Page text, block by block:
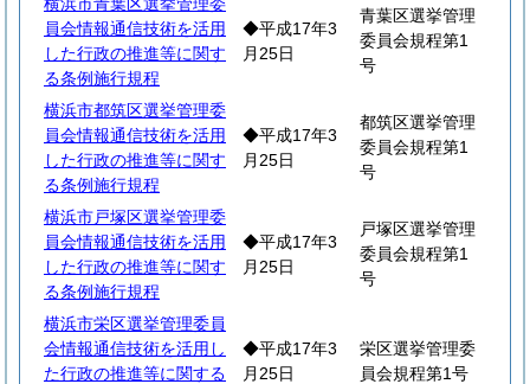
員会情報通信技術を活用
した行政の推進等に関す
る条例施行規程
◆平成17年3
月25日
青葉区選挙管理
委員会規程第1
号
横浜市都筑区選挙管理委
員会情報通信技術を活用
した行政の推進等に関す
る条例施行規程
◆平成17年3
月25日
都筑区選挙管理
委員会規程第1
号
横浜市戸塚区選挙管理委
員会情報通信技術を活用
した行政の推進等に関す
る条例施行規程
◆平成17年3
月25日
戸塚区選挙管理
委員会規程第1
号
横浜市栄区選挙管理委員
会情報通信技術を活用し
た行政の推進等に関する
◆平成17年3
月25日
栄区選挙管理委
員会規程第1号